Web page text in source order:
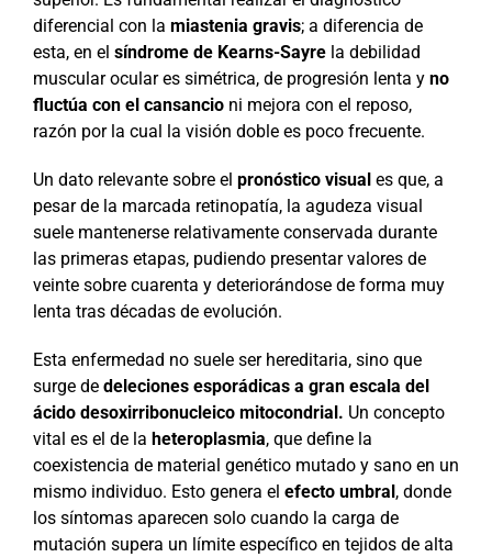
diferencial con la miastenia gravis; a diferencia de
esta, en el síndrome de Kearns-Sayrela debilidad
muscular ocular es simétrica, de progresión lenta y no
fluctúa con el cansancioni mejora con el reposo,
razón por la cual la visión doble es poco frecuente.
Un dato relevante sobre el pronóstico visual es que, a
pesar de la marcada retinopatía, la agudeza visual
suele mantenerse relativamente conservada durante
las primeras etapas, pudiendo presentar valores de
veinte sobre cuarenta y deteriorándose de forma muy
lenta tras décadas de evolución.
Esta enfermedad no suele ser hereditaria, sino que
surge de deleciones esporádicas a gran escala del
ácido desoxirribonucleico mitocondrial. Un concepto
vital es el de la heteroplasmia, que define la
coexistencia de material genético mutado y sano en un
mismo individuo. Esto genera el efecto umbral , donde
los síntomas aparecen solo cuando la carga de
mutación supera un límite específico en tejidos de alta